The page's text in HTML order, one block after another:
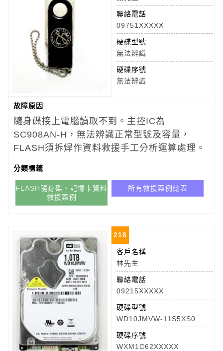
聯絡電話
09751XXXXX
硬碟型號
無法辨識
硬碟序號
無法辨識
故障原因
隨身碟接上電腦讀取不到。主控IC為
SC908AN-H，無法辨識正常型號及容量，
FLASH須拆焊作資料救援手工分析運算處理。
分類標籤
FLASH隨身碟、記憶卡資料
救援案例
所有救援案例總表
218
客戶名稱
林先生
聯絡電話
09215XXXXX
硬碟型號
WD10JMVW-11S5XS0
硬碟序號
WXM1C62XXXXX